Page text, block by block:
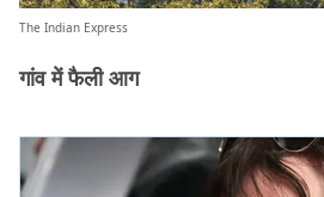
The Indian Express
गांव में फैली आग